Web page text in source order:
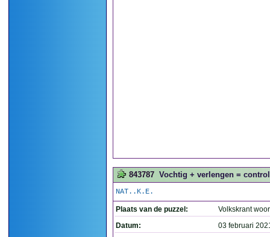
843787 Vochtig + verlengen =
NAT..K.E.
Plaats van de puzzel:
Volkskrant
Datum:
03 februari